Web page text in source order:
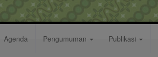
Agenda Pengumuman Publikasi